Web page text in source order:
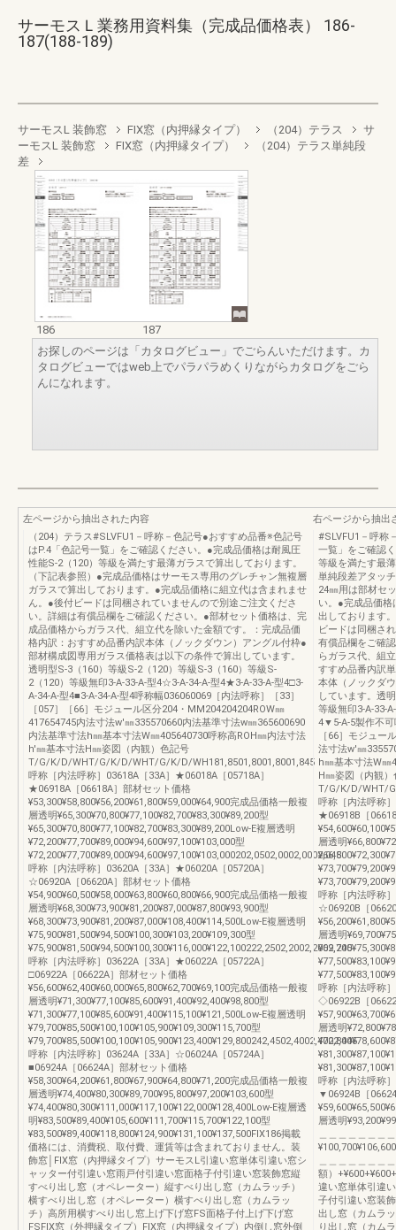
サーモスＬ業務用資料集（完成品価格表） 186-
187(188-189)
サーモスL 装飾窓 FIX窓（内押縁タイプ） （204）テラス
サ
ーモスL 装飾窓
FIX窓（内押縁タイプ）
（204）テラス単純段
差
186
187
お探しのページは「カタログビュー」でごらんいただけます。カ
タログビューではweb上でパラパラめくりながらカタログをごら
んになれます。
左ページから抽出された内容
（204）テラス#SLVFU1－呼称－色記号●おすすめ品番※色記号
はP.4「色記号一覧」をご確認ください。●完成品価格は耐風圧
性能S-2（120）等級を満たす最薄ガラスで算出しております。
（下記表参照）●完成品価格はサーモス専用のグレチャン無複層
ガラスで算出しております。●完成品価格に組立代は含まれませ
ん。●後付ビードは同梱されていませんので別途ご注文くださ
い。詳細は有償品欄をご確認ください。●部材セット価格は、完
成品価格からガラス代、組立代を除いた金額です。：完成品価
格内訳：おすすめ品番内訳本体（ノックダウン）アングル付枠●
部材構成図専用ガラス価格表は以下の条件で算出しています。
透明型S-3（160）等級S-2（120）等級S-3（160）等級S-
2（120）等級無印3-A-33-A-型4☆3-A-34-A-型4★3-A-33-A-型4□3-
A-34-A-型4■3-A-34-A-型4呼称幅036060069［内法呼称］［33］
［057］［66］モジュール区分204・MM204204204ROW㎜
417654745内法寸法w'㎜335570660内法基準寸法w㎜365600690
内法基準寸法h㎜基本寸法W㎜405640730呼称高ROH㎜内法寸法
h'㎜基本寸法H㎜姿図（内観）色記号
T/G/K/D/WHT/G/K/D/WHT/G/K/D/WH181,8501,8001,8001,845
呼称［内法呼称］03618A［33A］★06018A［05718A］
★06918A［06618A］部材セット価格
¥53,300¥58,800¥56,200¥61,800¥59,000¥64,900完成品価格一般複
層透明¥65,300¥70,800¥77,100¥82,700¥83,300¥89,200型
¥65,300¥70,800¥77,100¥82,700¥83,300¥89,200Low-E複層透明
¥72,200¥77,700¥89,000¥94,600¥97,100¥103,000型
¥72,200¥77,700¥89,000¥94,600¥97,100¥103,000202,0502,0002,0002,045
呼称［内法呼称］03620A［33A］★06020A［05720A］
☆06920A［06620A］部材セット価格
¥54,900¥60,500¥58,000¥63,800¥60,800¥66,900完成品価格一般複
層透明¥68,300¥73,900¥81,200¥87,000¥87,800¥93,900型
¥68,300¥73,900¥81,200¥87,000¥108,400¥114,500Low-E複層透明
¥75,900¥81,500¥94,500¥100,300¥103,200¥109,300型
¥75,900¥81,500¥94,500¥100,300¥116,000¥122,100222,2502,2002,2002,245
呼称［内法呼称］03622A［33A］★06022A［05722A］
□06922A［06622A］部材セット価格
¥56,600¥62,400¥60,000¥65,800¥62,700¥69,100完成品価格一般複
層透明¥71,300¥77,100¥85,600¥91,400¥92,400¥98,800型
¥71,300¥77,100¥85,600¥91,400¥115,100¥121,500Low-E複層透明
¥79,700¥85,500¥100,100¥105,900¥109,300¥115,700型
¥79,700¥85,500¥100,100¥105,900¥123,400¥129,800242,4502,4002,4002,445
呼称［内法呼称］03624A［33A］☆06024A［05724A］
■06924A［06624A］部材セット価格
¥58,300¥64,200¥61,800¥67,900¥64,800¥71,200完成品価格一般複
層透明¥74,400¥80,300¥89,700¥95,800¥97,200¥103,600型
¥74,400¥80,300¥111,000¥117,100¥122,000¥128,400Low-E複層透
明¥83,500¥89,400¥105,600¥111,700¥115,700¥122,100型
¥83,500¥89,400¥118,800¥124,900¥131,100¥137,500FIX186掲載
価格には、消費税、取付費、運賃等は含まれておりません。装
飾窓│FIX窓（内押縁タイプ）サーモスL引違い窓単体引違い窓シ
ャッター付引違い窓雨戸付引違い窓面格子付引違い窓装飾窓縦
すべり出し窓（オペレーター）縦すべり出し窓（カムラッチ）
横すべり出し窓（オペレーター）横すべり出し窓（カムラッ
チ）高所用横すべり出し窓上げ下げ窓FS面格子付上げ下げ窓
FSFIX窓（外押縁タイプ）FIX窓（内押縁タイプ）内倒し窓外倒
右ページから抽出
#SLVFU1－呼称
一覧」をご確認
等級を満たす最
単純段差アタッ
24㎜用は部材セ
い。●完成品価格
出しております
ビードは同梱さ
有償品欄をご確
らガラス代、組
すすめ品番内訳
本体（ノックダ
しています。透
等級無印3-A-33-
4▼5-A-5製作不可
［66］モジュー
法寸法w'㎜
h㎜基本寸法W㎜
H㎜姿図（内観）
T/G/K/D/WHT/
呼称［内法呼称
★06918B［
層透明
呼称［内法呼称
☆06920B［
層透明
呼称［内法呼称
◇06922B［
層透明
呼称［内法呼称
▼06924B［
層透明
額）
違い窓単体引違
子付引違い窓装
出し窓（カムラ
り出し窓（カム